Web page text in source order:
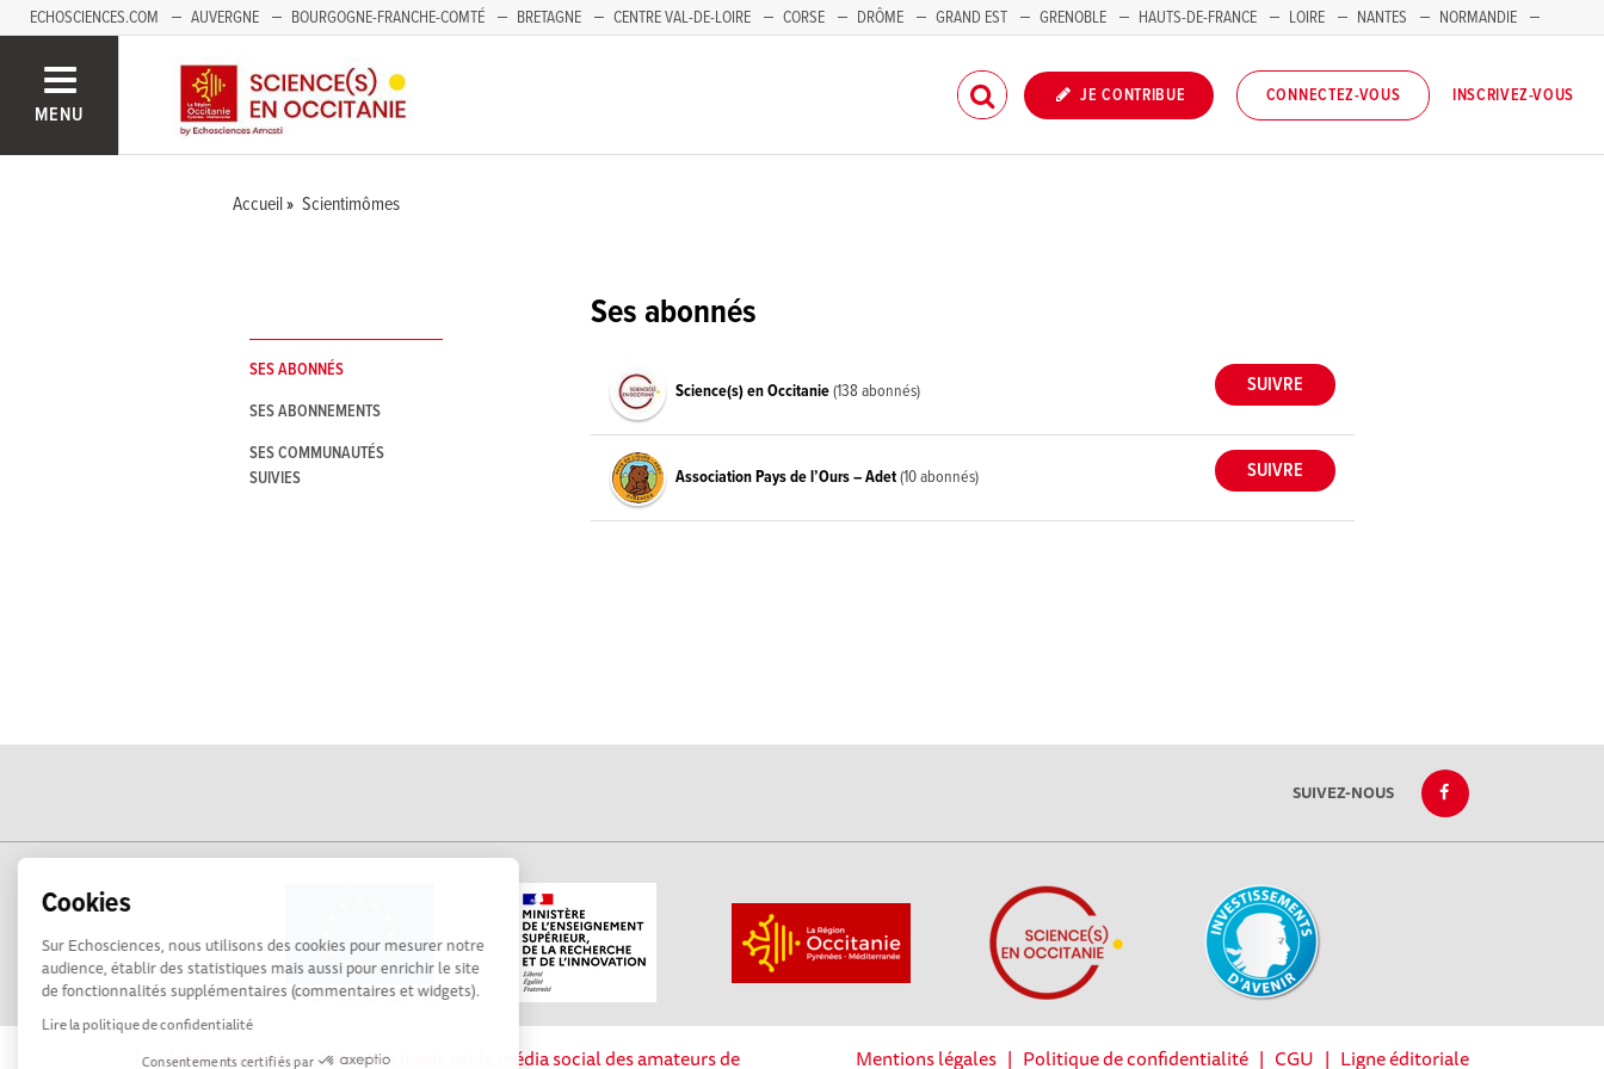
Cookies
Sur Echosciences, nous utilisons des cookies pour mesurer notre
audience, établir des statistiques mais aussi pour enrichir le site
de fonctionnalités supplémentaires (commentaires et widgets).
Lire la politique de confidentialité
Consentements certifiés par
ECHOSCIENCES.COM AUVERGNE BOURGOGNE-FRANCHE-COMTÉ BRETAGNE CENTRE VAL-DE-LOIRE CORSE DRÔME GRAND EST GRENOBLE HAUTS-DE-FRANCE LOIRE NANTES
NORMANDIE
MENU
JE CONTRIBUE CONNECTEZ-VOUS INSCRIVEZ-VOUS
Accueil Scientimômes
SES ABONNÉS
SES ABONNEMENTS
SES COMMUNAUTÉS
SUIVIES
Ses abonnés
Science(s) en Occitanie(138 abonnés)
Association Pays de l’Ours – Adet(10 abonnés)
SUIVEZ-NOUS
La plateforme Science(s) en Occitanie est le média social des amateurs de Mentions légales| Politique de confidentialité| CGU | Ligne éditoriale